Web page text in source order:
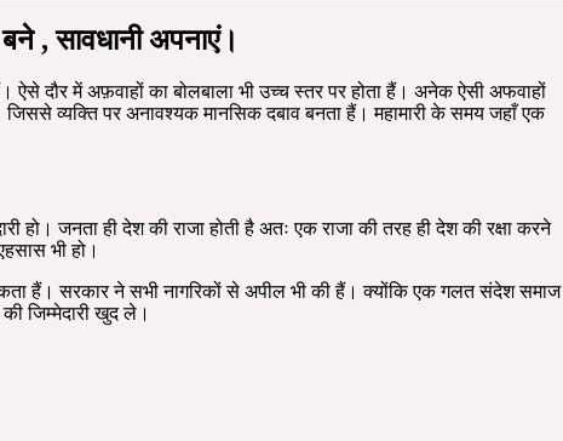
, सावधानी अपनाएं।
दौर में अफ़वाहों का बोलबाला भी उच्च स्तर पर होता हैं। अनेक ऐसी अफवाहों
व्यक्ति पर अनावश्यक मानसिक दबाव बनता हैं। महामारी के समय जहाँ एक
जनता ही देश की राजा होती है अतः एक राजा की तरह ही देश की रक्षा करने
भी हो।
हैं। सरकार ने सभी नागरिकों से अपील भी की हैं। क्योंकि एक गलत संदेश समाज
जिम्मेदारी खुद ले।